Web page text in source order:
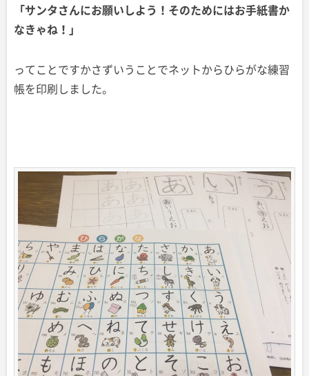
「サンタさんにお願いしよう！そのためにはお手紙書か
なきゃね！」
ってことですかさずいうことでネットからひらがな練習
帳を印刷しました。